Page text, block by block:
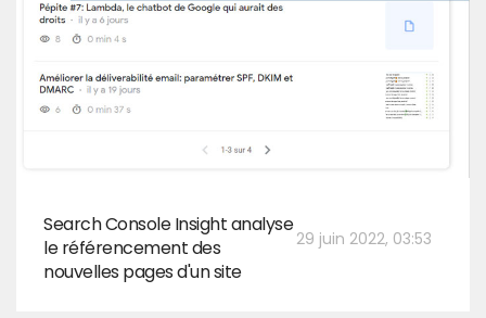
29 juin 2022, 03:53
Search Console Insight analyse
le référencement des
nouvelles pages d'un site